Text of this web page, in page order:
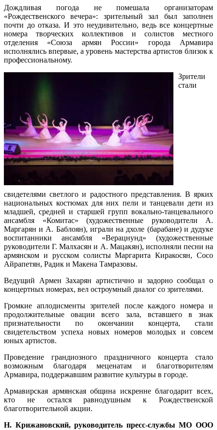
Дождливая погода не помешала организаторам
«Рождественского вечера»: зрительный зал был заполнен
почти до отказа. И это неудивительно, ведь все концертные
номера творческих коллективов и солистов местного
отделения «Союза армян России» города Армавира
исполнялись впервые, а уровень мастерства артистов близок к
профессиональному.
Зрители
стали
свидетелями светлого и радостного представления. В ярких
национальных костюмах для них пели и танцевали дети из
младшей, средней и старшей групп вокально-танцевального
ансамбля «Комитас» (художественные руководители А.
Маргарян и А. Баблоян), играли на дхоле (барабане) и дудуке
воспитанники ансамбля «Верацнунд» (художественные
руководители Г. Малхасян и А. Мацакян), исполняли песни на
армянском и русском солисты Маргарита Киракосян, Сосо
Айрапетян, Радик и Макена Тамразовы.
Ведущий Армен Захарян артистично и задорно сообщал о
концертных номерах, вел остроумный диалог со зрителями.
Громкие аплодисменты зрителей после каждого номера и
продолжительные овации всего зала, вставшего в знак
признательности по окончании концерта, стали
свидетельством успеха новых номеров молодых и совсем
юных артистов.
Проведение грандиозного праздничного концерта стало
возможным благодаря меценатам и благотворителям
Армавира, поддержавшим развитие культуры в городе.
Армавирская армянская община искренне благодарит всех,
кто не остался равнодушным к Рождественской
благотворительной акции.
Н. Крижановский, руководитель пресс-службы МО ООО